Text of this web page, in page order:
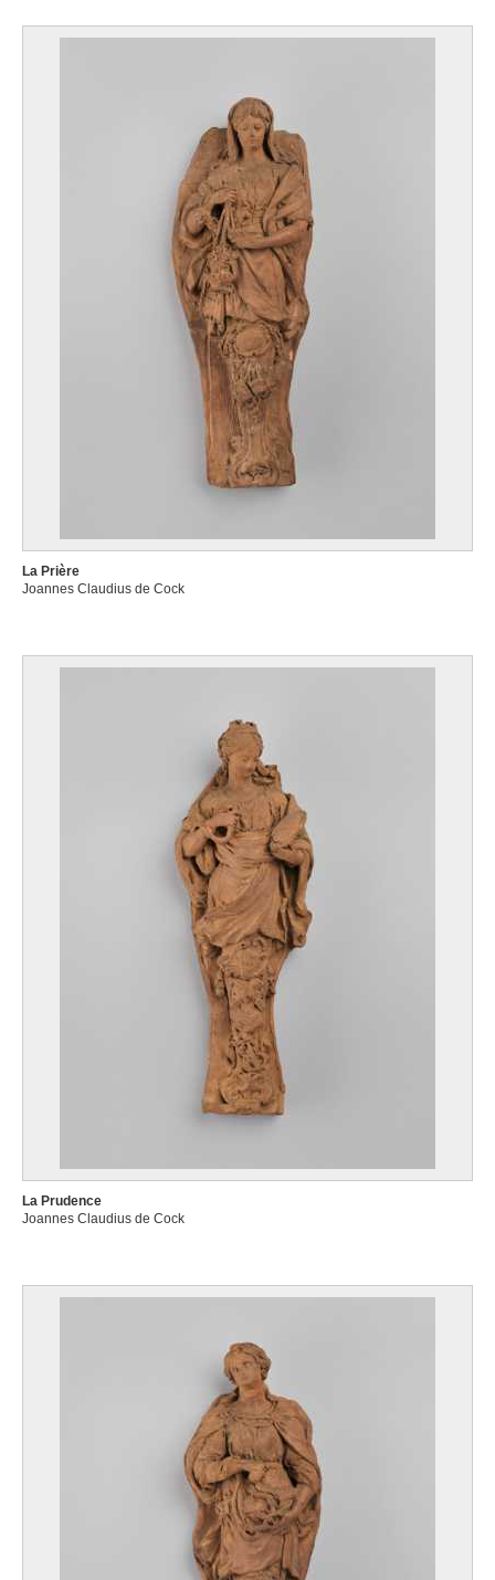
La Prière
Joannes Claudius de Cock
La Prudence
Joannes Claudius de Cock